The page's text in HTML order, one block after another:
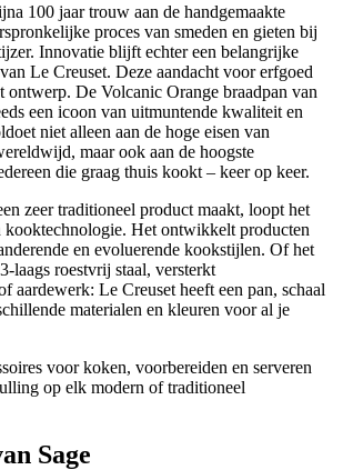
100 jaar trouw aan de handgemaakte
proces van smeden en gieten bij
Innovatie blijft echter een belangrijke
Le Creuset. Deze aandacht voor erfgoed
ontwerp. De Volcanic Orange braadpan van
een icoon van uitmuntende kwaliteit en
niet alleen aan de hoge eisen van
maar ook aan de hoogste
die graag thuis kookt – keer op keer.
zeer traditioneel product maakt, loopt het
Het ontwikkelt producten
en evoluerende kookstijlen. Of het
laags roestvrij staal, versterkt
aardewerk: Le Creuset heeft een pan, schaal
materialen en kleuren voor al je
voor koken, voorbereiden en serveren
op elk modern of traditioneel
Sage